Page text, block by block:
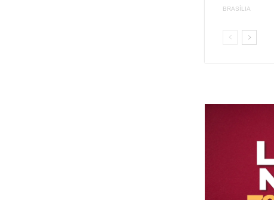
BRASÍLIA